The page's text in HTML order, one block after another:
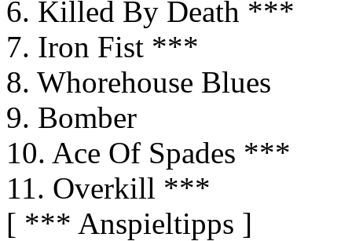
6. Killed By Death ***
7. Iron Fist ***
8. Whorehouse Blues
9. Bomber
10. Ace Of Spades ***
11. Overkill ***
[ *** Anspieltipps ]